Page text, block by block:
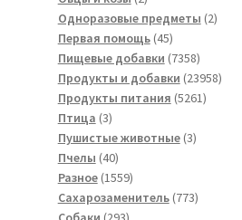
товара
Одноразовые предметы 22
Первая помощь 4545
товаров
Пищевые добавки 73587358
товаров
Продукты и добавки 2395823958
Продукты питания 52615261
Птица 33
товара
Пушистые животные 33
Пчелы 4040
товаров
Разное 15591559
товаров
Сахарозаменитель 773773
293